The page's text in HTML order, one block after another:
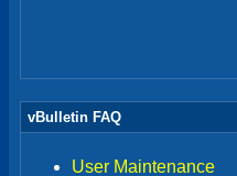
vBulletin FAQ
User Maintenance